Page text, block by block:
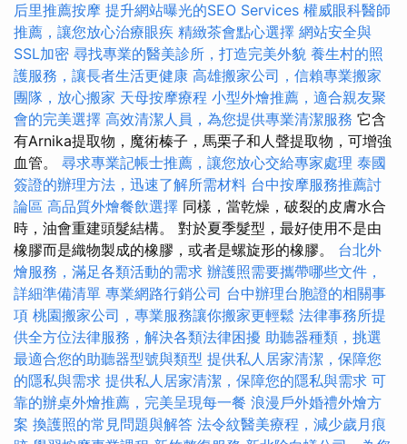
后里推薦按摩 提升網站曝光的SEO Services 權威眼科醫師
推薦，讓您放心治療眼疾 精緻茶會點心選擇 網站安全與
SSL加密 尋找專業的醫美診所，打造完美外貌 養生村的照
護服務，讓長者生活更健康 高雄搬家公司，信賴專業搬家
團隊，放心搬家 天母按摩療程 小型外燴推薦，適合親友聚
會的完美選擇 高效清潔人員，為您提供專業清潔服務 它含
有Arnika提取物，魔術榛子，馬栗子和人聲提取物，可增強
血管。 尋求專業記帳士推薦，讓您放心交給專家處理 泰國
簽證的辦理方法，迅速了解所需材料 台中按摩服務推薦討
論區 高品質外燴餐飲選擇 同樣，當乾燥，破裂的皮膚水合
時，油會重建頭髮結構。 對於夏季髮型，最好使用不是由
橡膠而是織物製成的橡膠，或者是螺旋形的橡膠。 台北外
燴服務，滿足各類活動的需求 辦護照需要攜帶哪些文件，
詳細準備清單 專業網路行銷公司 台中辦理台胞證的相關事
項 桃園搬家公司，專業服務讓你搬家更輕鬆 法律事務所提
供全方位法律服務，解決各類法律困擾 助聽器種類，挑選
最適合您的助聽器型號與類型 提供私人居家清潔，保障您
的隱私與需求 提供私人居家清潔，保障您的隱私與需求 可
靠的辦桌外燴推薦，完美呈現每一餐 浪漫戶外婚禮外燴方
案 換護照的常見問題與解答 法令紋醫美療程，減少歲月痕